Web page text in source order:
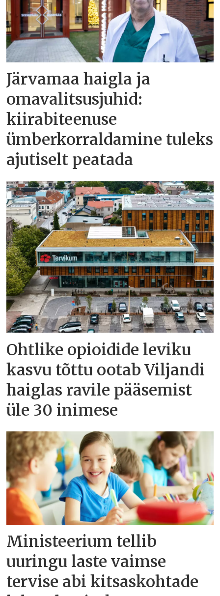
Järvamaa haigla ja
omavalitsusjuhid:
kiirabiteenuse
ümberkorraldamine tuleks
ajutiselt peatada
Ohtlike opioidide leviku
kasvu tõttu ootab Viljandi
haiglas ravile pääsemist
üle 30 inimese
Ministeerium tellib
uuringu laste vaimse
tervise abi kitsaskohtade